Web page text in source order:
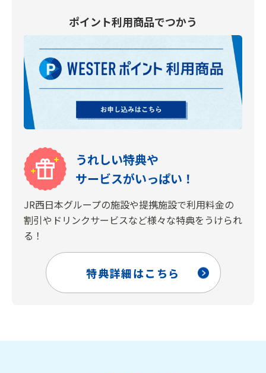
ポイント利用商品でつかう
うれしい特典や
サービスがいっぱい！
JR西日本グループの施設や提携施設で利用料金の
割引やドリンクサービスなど様々な特典をうけられ
る！
特典詳細はこちら